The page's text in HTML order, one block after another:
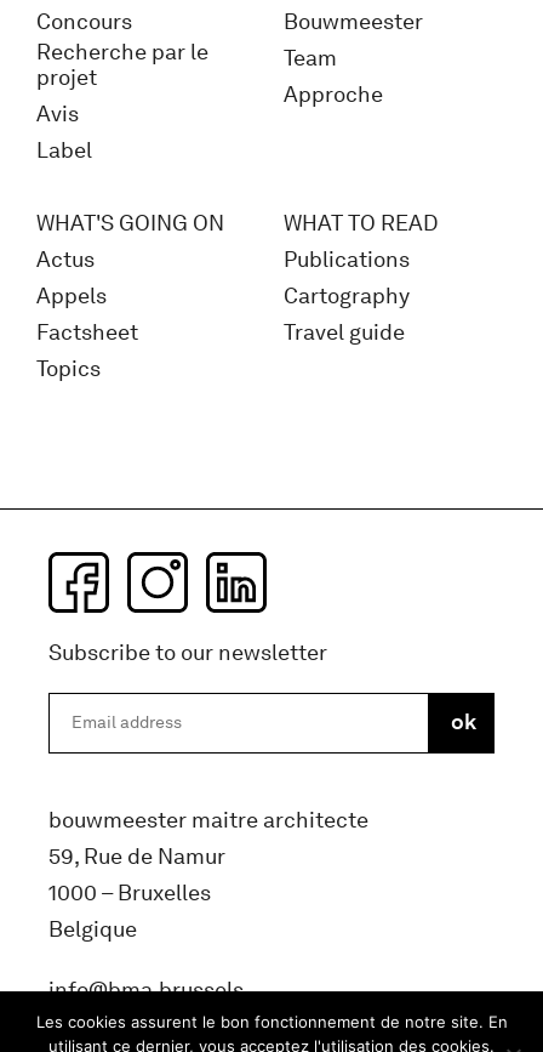
Concours
Recherche par le
projet
Avis
Label
Bouwmeester
Team
Approche
WHAT'S GOING ON
Actus
Appels
Factsheet
Topics
WHAT TO READ
Publications
Cartography
Travel guide
Subscribe to our newsletter
bouwmeester maitre architecte
59, Rue de Namur
1000 – Bruxelles
Belgique
info@bma.brussels
Les cookies assurent le bon fonctionnement de notre site. En
utilisant ce dernier, vous acceptez l'utilisation des cookies.